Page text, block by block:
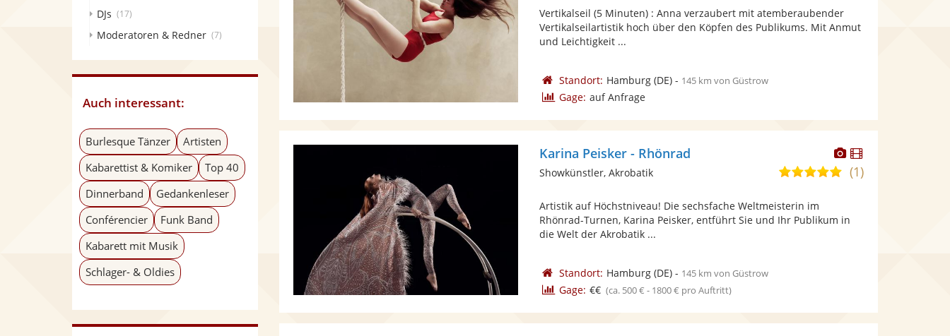
bereit.
5
Sternen
Vertikalseil (5 Minuten) : Anna verzaubert mit atemberaubender
Vertikalseilartistik hoch über den Köpfen des Publikums. Mit Anmut
und Leichtigkeit ...
Standort: Hamburg(DE)- 145 km von Güstrow
Gage: auf Anfrage
Dieser
Künstler
stellt
Dieser
Künstler
Karina Peisker - Rhönrad
5,0
Sternen
(1)
Showkünstler, Akrobatik
Artistik auf Höchstniveau! Die sechsfache Weltmeisterin im
Rhönrad-Turnen, Karina Peisker, entführt Sie und Ihr Publikum in
die Welt der Akrobatik ...
Standort: Hamburg(DE)- 145 km von Güstrow
Gage: €€ (ca. 500 € - 1800 € pro Auftritt)
DJs (17)
Moderatoren & Redner (7)
Auch interessant:
Burlesque Tänzer
Artisten
Kabarettist & Komiker
Top 40
Dinnerband
Gedankenleser
Conférencier
Funk Band
Kabarett mit Musik
Schlager- & Oldies